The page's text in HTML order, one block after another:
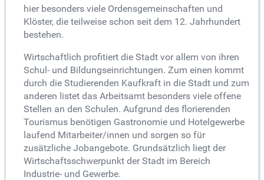
hier besonders viele Ordensgemeinschaften und
Klöster, die teilweise schon seit dem 12. Jahrhundert
bestehen.
Wirtschaftlich profitiert die Stadt vor allem von ihren
Schul- und Bildungseinrichtungen. Zum einen kommt
durch die Studierenden Kaufkraft in die Stadt und zum
anderen listet das Arbeitsamt besonders viele offene
Stellen an den Schulen. Aufgrund des florierenden
Tourismus benötigen Gastronomie und Hotelgewerbe
laufend Mitarbeiter/innen und sorgen so für
zusätzliche Jobangebote. Grundsätzlich liegt der
Wirtschaftsschwerpunkt der Stadt im Bereich
Industrie- und Gewerbe.